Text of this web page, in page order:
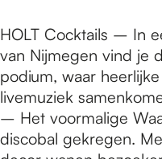
HOLT Cocktails – In
van Nijmegen vind je
podium, waar
livemuziek
– Het voormalige
discobal gekregen.